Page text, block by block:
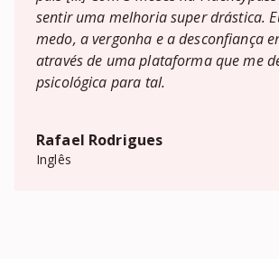
sentir uma melhoria super drástica.
medo, a vergonha e a desconfiança
através de uma plataforma que me
psicológica para tal.
Rafael Rodrigues
Inglês